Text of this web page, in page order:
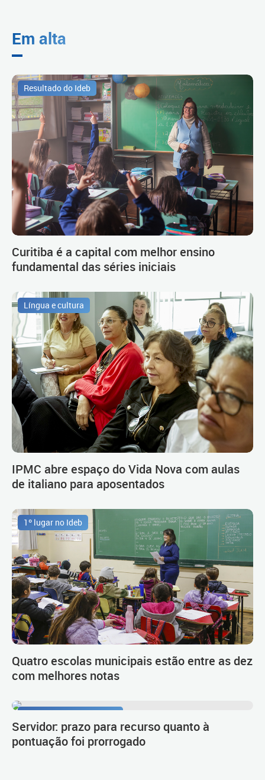
Em alta
Resultado do Ideb
Curitiba é a capital com melhor ensino
fundamental das séries iniciais
Língua e cultura
IPMC abre espaço do Vida Nova com aulas
de italiano para aposentados
1º lugar no Ideb
Quatro escolas municipais estão entre as dez
com melhores notas
Servidor: prazo para recurso quanto à
pontuação foi prorrogado